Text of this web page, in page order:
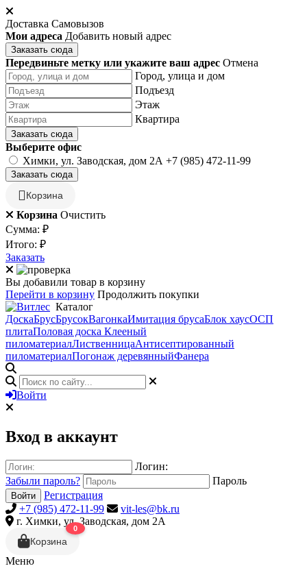
Доставка Самовызов
Мои адреса Добавить новый адрес
Заказать сюда
Передвиньте метку или укажите ваш адрес Отмена
Город, улица и дом
Подъезд
Этаж
Квартира
Заказать сюда
Выберите офис
Химки, ул. Заводская, дом 2А +7 (985) 472-11-99
Заказать сюда
Корзина
Корзина Очистить
Сумма: ₽
Итого: ₽
Заказать
Вы добавили товар в корзину
Перейти в корзину Продолжить покупки
Каталог
ДоскаБрусБрусокВагонкаИмитация брусаБлок хаусОСП
плитаПоловая доска Клееный
пиломатериалЛиственницаАнтисептированный
пиломатериалПогонаж деревянныйФанера
Войти
Вход в аккаунт
Логин:
Забыли пароль?
Пароль
Войти
Регистрация
+7 (985) 472-11-99
vit-les@bk.ru
г. Химки, ул. Заводская, дом 2А
Корзина
0
Меню